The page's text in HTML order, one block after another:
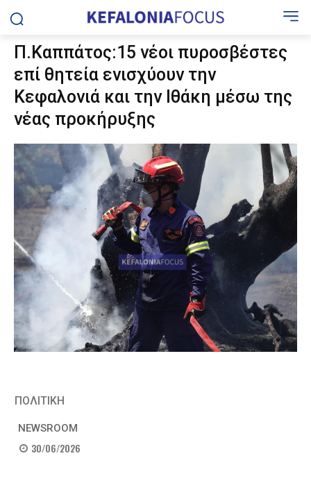
Π.Καππάτος:15 νέοι πυροσβέστες
επί θητεία ενισχύουν την
Κεφαλονιά και την Ιθάκη μέσω της
νέας προκήρυξης
ΠΟΛΙΤΙΚΗ
NEWSROOM
30/06/2026